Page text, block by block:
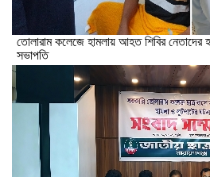
তোলারাম কলেজে হামলায় আহত শিবির নেতাদের
সভাপতি